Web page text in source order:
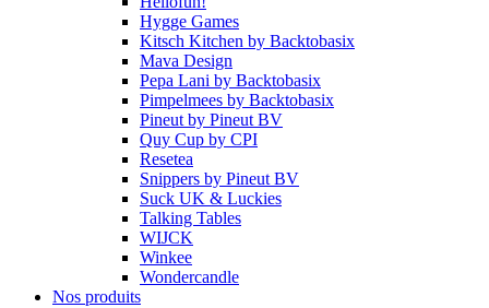
Hygge Games
Kitsch Kitchen by Backtobasix
Mava Design
Pepa Lani by Backtobasix
Pimpelmees by Backtobasix
Pineut by Pineut BV
Quy Cup by CPI
Resetea
Snippers by Pineut BV
Suck UK & Luckies
Talking Tables
WIJCK
Winkee
Wondercandle
Nos produits